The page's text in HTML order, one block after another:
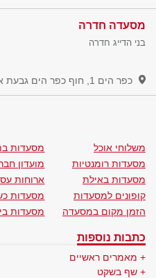
מסעדה חדרה
בני הדייג חדרה
כפר הים 1, חוף כפר הים גבעת אולגה, חדרה
משלוחי אוכל
מסעדות רומנטיות
מסעדות באילת
קופונים למסעדות
הזמן מקום במסעדה
מסעדות
מועדון
ארוחות
מסעדות
מסעדות
כתבות נוספות
מאמרים ראשיים
שף בשקט